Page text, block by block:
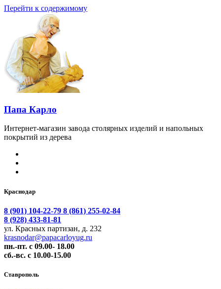
Перейти к содержимому
Папа Карло
Интернет-магазин завода столярных изделий и напольных
покрытий из дерева
Краснодар
8 (901) 104-22-79 8 (861) 255-02-84
8 (928) 433-81-81
ул. Красных партизан, д. 232
krasnodar@papacarloyug.ru
пн.-пт. с 09.00- 18.00
сб.-вс. с 10.00-15.00
Ставрополь